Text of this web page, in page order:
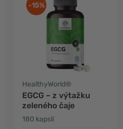
-15%
HealthyWorld®
EGCG – z výtažku
zeleného čaje
180 kapslí